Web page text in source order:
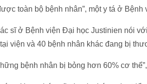
toàn bộ bệnh nhân”, một y tá ở
sĩ ở Bệnh viện Đại học Justinien nói
viện và 40 bệnh nhân khác đang bị
bệnh nhân bị bỏng hơn 60% cơ